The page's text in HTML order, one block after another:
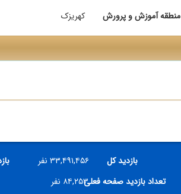
منطقه آموزش و پرورش کهریزک
بازدید کل ۳۳,۴۹۱,۴۵۶ نفر
تعداد بازدید صفحه فعلی۸۴,۲۵۳ نفر